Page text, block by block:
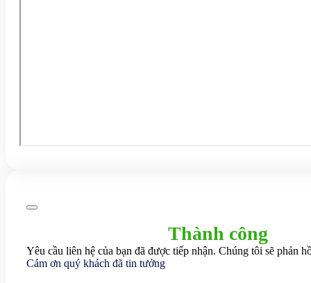
Thành công
Yêu cầu liên hệ của bạn đã được tiếp nhận. Chúng tôi sẽ phản
Cám ơn quý khách đã tin tưởng